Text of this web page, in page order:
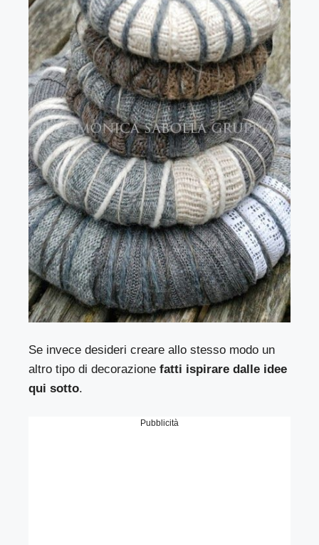
Se invece desideri creare allo stesso modo un
altro tipo di decorazione fatti ispirare dalle idee
qui sotto.
Pubblicità